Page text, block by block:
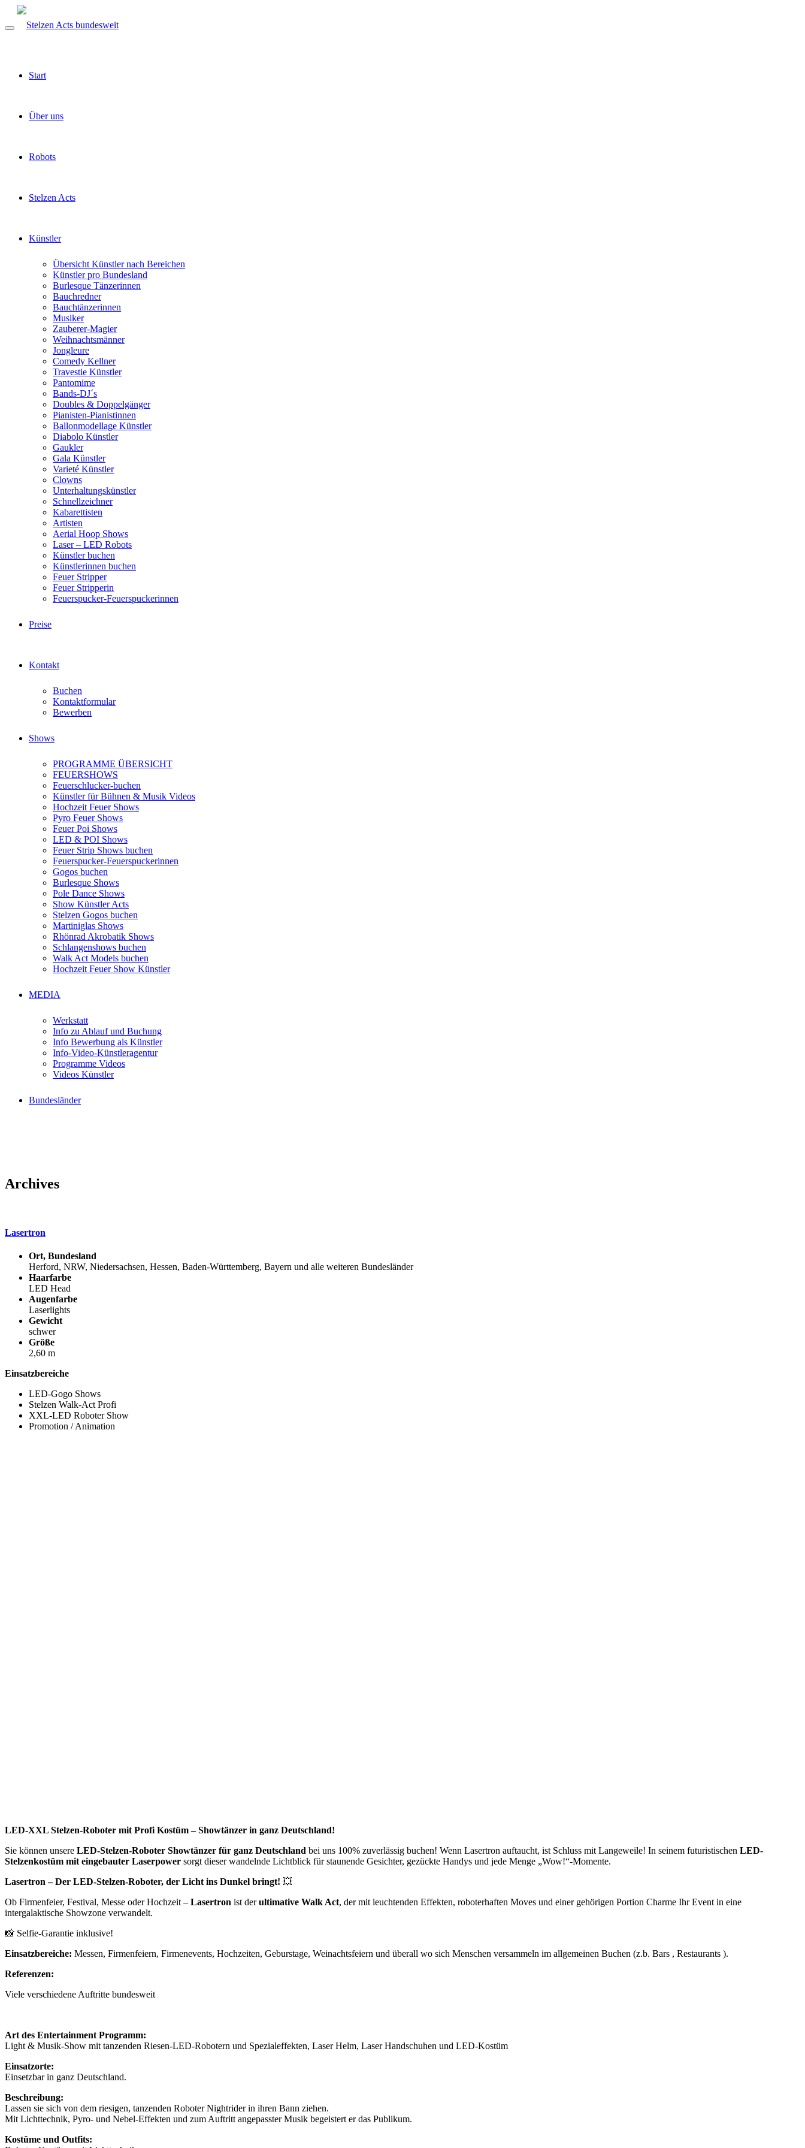
Start
Über uns
Robots
Stelzen Acts
Künstler
Übersicht Künstler nach Bereichen
Künstler pro Bundesland
Burlesque Tänzerinnen
Bauchredner
Bauchtänzerinnen
Musiker
Zauberer-Magier
Weihnachtsmänner
Jongleure
Comedy Kellner
Travestie Künstler
Pantomime
Bands-DJ´s
Doubles & Doppelgänger
Pianisten-Pianistinnen
Ballonmodellage Künstler
Diabolo Künstler
Gaukler
Gala Künstler
Varieté Künstler
Clowns
Unterhaltungskünstler
Schnellzeichner
Kabarettisten
Artisten
Aerial Hoop Shows
Laser – LED Robots
Künstler buchen
Künstlerinnen buchen
Feuer Stripper
Feuer Stripperin
Feuerspucker-Feuerspuckerinnen
Preise
Kontakt
Buchen
Kontaktformular
Bewerben
Shows
PROGRAMME ÜBERSICHT
FEUERSHOWS
Feuerschlucker-buchen
Künstler für Bühnen & Musik Videos
Hochzeit Feuer Shows
Pyro Feuer Shows
Feuer Poi Shows
LED & POI Shows
Feuer Strip Shows buchen
Feuerspucker-Feuerspuckerinnen
Gogos buchen
Burlesque Shows
Pole Dance Shows
Show Künstler Acts
Stelzen Gogos buchen
Martiniglas Shows
Rhönrad Akrobatik Shows
Schlangenshows buchen
Walk Act Models buchen
Hochzeit Feuer Show Künstler
MEDIA
Werkstatt
Info zu Ablauf und Buchung
Info Bewerbung als Künstler
Info-Video-Künstleragentur
Programme Videos
Videos Künstler
Bundesländer
Archives
Lasertron
Ort, Bundesland
Herford, NRW, Niedersachsen, Hessen, Baden-Württemberg, Bayern und alle weiteren Bundesländer
Haarfarbe
LED Head
Augenfarbe
Laserlights
Gewicht
schwer
Größe
2,60 m
Einsatzbereiche
LED-Gogo Shows
Stelzen Walk-Act Profi
XXL-LED Roboter Show
Promotion / Animation
LED-XXL Stelzen-Roboter mit Profi Kostüm – Showtänzer in ganz Deutschland!
Sie können unsere LED-Stelzen-Roboter Showtänzer für ganz Deutschland bei uns 100% zuverlässig buchen! Wenn Lasertron auftaucht, ist Schluss mit Langeweile! In seinem futuristischen LED-
Stelzenkostüm mit eingebauter Laserpower sorgt dieser wandelnde Lichtblick für staunende Gesichter, gezückte Handys und jede Menge „Wow!“-Momente.
Lasertron – Der LED-Stelzen-Roboter, der Licht ins Dunkel bringt! 💥
Ob Firmenfeier, Festival, Messe oder Hochzeit – Lasertron ist derultimative Walk Act, der mit leuchtenden Effekten, roboterhaften Moves und einer gehörigen Portion Charme Ihr Event in eine
intergalaktische Showzone verwandelt.
📸 Selfie-Garantie inklusive!
Einsatzbereiche: Messen, Firmenfeiern, Firmenevents, Hochzeiten, Geburstage, Weinachtsfeiern und überall wo sich Menschen versammeln im allgemeinen Buchen (z.b. Bars , Restaurants ).
Referenzen:
Viele verschiedene Auftritte bundesweit
Art des Entertainment Programm:
Light & Musik-Show mit tanzenden Riesen-LED-Robotern und Spezialeffekten, Laser Helm, Laser Handschuhen und LED-Kostüm
Einsatzorte:
Einsetzbar in ganz Deutschland.
Beschreibung:
Lassen sie sich von dem riesigen, tanzenden Roboter Nightrider in ihren Bann ziehen.
Mit Lichttechnik, Pyro- und Nebel-Effekten und zum Auftritt angepasster Musik begeistert er das Publikum.
Kostüme und Outfits: